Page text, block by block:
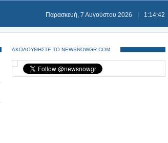
Παρασκευή, 7 Αυγούστου 2026 1:14:42
ΑΚΟΛΟΥΘΗΣΤΕ ΤΟ NEWSNOWGR.COM